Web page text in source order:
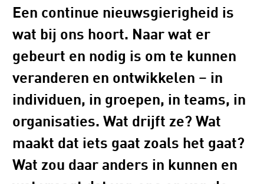
Een continue nieuwsgierigheid is
wat bij ons hoort. Naar wat er
gebeurt en nodig is om te kunnen
veranderen en ontwikkelen – in
individuen, in groepen, in teams, in
organisaties. Wat drijft ze? Wat
maakt dat iets gaat zoals het gaat?
Wat zou daar anders in kunnen en